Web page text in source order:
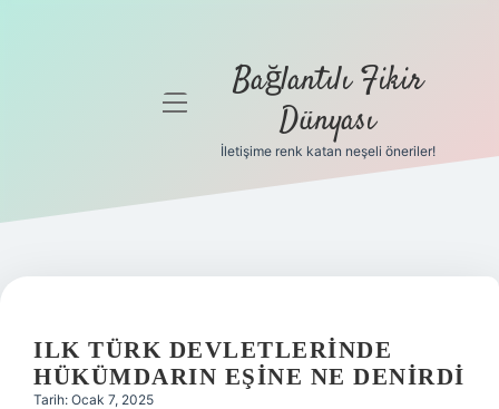
Gizlilik
Hakkımızda
menüyü
Bağlantılı Fikir
Dünyası
İletişime renk katan neşeli öneriler!
ILK TÜRK DEVLETLERINDE
HÜKÜMDARIN EŞINE NE DENIRDI
Tarih: Ocak 7, 2025